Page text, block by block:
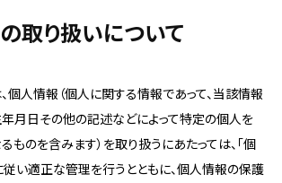
取り扱いについて
個人情報（個人に関する情報であって、当該情報
年月日その他の記述などによって特定の個人を
ものを含みます）を取り扱うにあたっては、「個
い適正な管理を行うとともに、個人情報の保護